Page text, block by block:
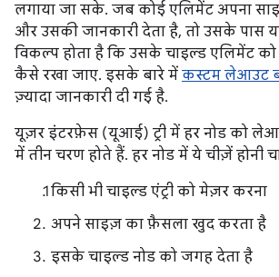
लगाया जा सके. जब कोई एलिमेंट अपना
और उसकी जानकारी देता है, तो उसके पास
विकल्प होता है कि उसके चाइल्ड एलिमेंट
कैसे रखा जाए. इसके बारे में कस्टम लेआउट
ज़्यादा जानकारी दी गई है.
यूज़र इंटरफ़ेस (यूआई) ट्री में हर नोड को
में तीन चरण होते हैं. हर नोड में ये चीज़ें होनी
किसी भी चाइल्ड एंट्री को मेज़र करना
अपने साइज़ का फ़ैसला खुद करता है
इसके चाइल्ड नोड को जगह देता है